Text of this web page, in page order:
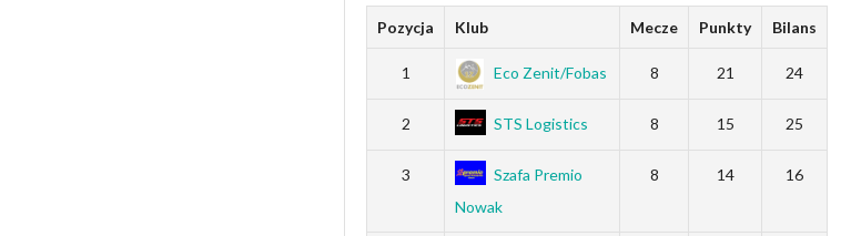
Pozycja Klub Mecze Punkty Bilans
1 Eco Zenit/Fobas 8 21 24
2 STS Logistics 8 15 25
3
Szafa Premio
Nowak
8 14 16